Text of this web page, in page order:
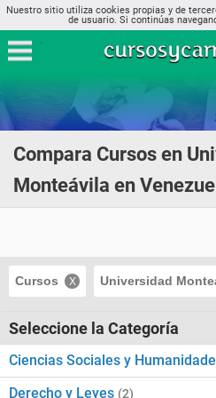
Nuestro sitio utiliza cookies propias y de
de usuario. Si continúas
Compara Cursos en
Monteávila en
Cursos Universidad
Seleccione la Categoría
Ciencias Sociales y
Derecho y Leyes (2)